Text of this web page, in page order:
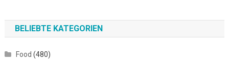
BELIEBTE KATEGORIEN
Food (480)